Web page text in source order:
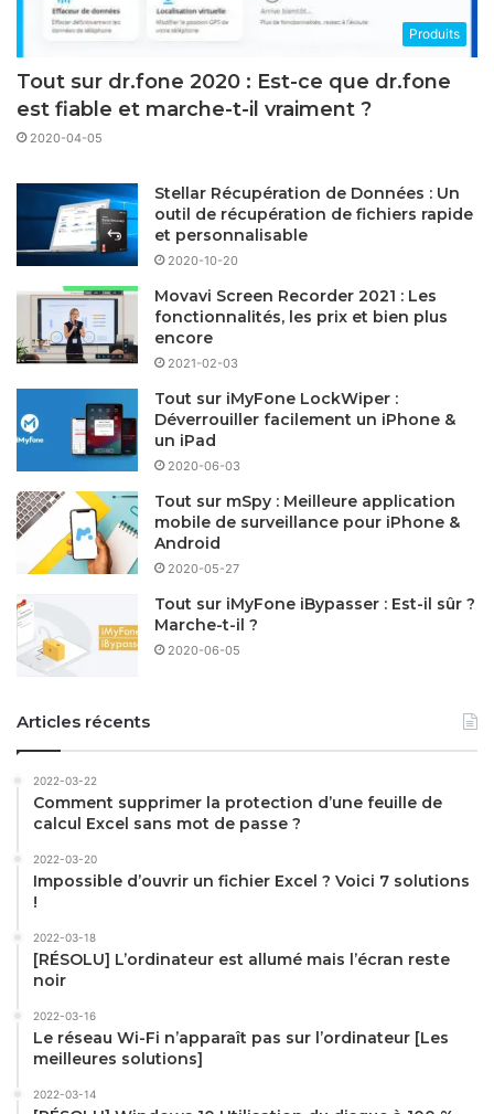
Produits
Tout sur dr.fone 2020 : Est-ce que dr.fone
est fiable et marche-t-il vraiment ?
2020-04-05
Stellar Récupération de Données : Un
outil de récupération de fichiers rapide
et personnalisable
2020-10-20
Movavi Screen Recorder 2021 : Les
fonctionnalités, les prix et bien plus
encore
2021-02-03
Tout sur iMyFone LockWiper :
Déverrouiller facilement un iPhone &
un iPad
2020-06-03
Tout sur mSpy : Meilleure application
mobile de surveillance pour iPhone &
Android
2020-05-27
Tout sur iMyFone iBypasser : Est-il sûr ?
Marche-t-il ?
2020-06-05
Articles récents
2022-03-22
Comment supprimer la protection d’une feuille de
calcul Excel sans mot de passe ?
2022-03-20
Impossible d’ouvrir un fichier Excel ? Voici 7 solutions
!
2022-03-18
[RÉSOLU] L’ordinateur est allumé mais l’écran reste
noir
2022-03-16
Le réseau Wi-Fi n’apparaît pas sur l’ordinateur [Les
meilleures solutions]
2022-03-14